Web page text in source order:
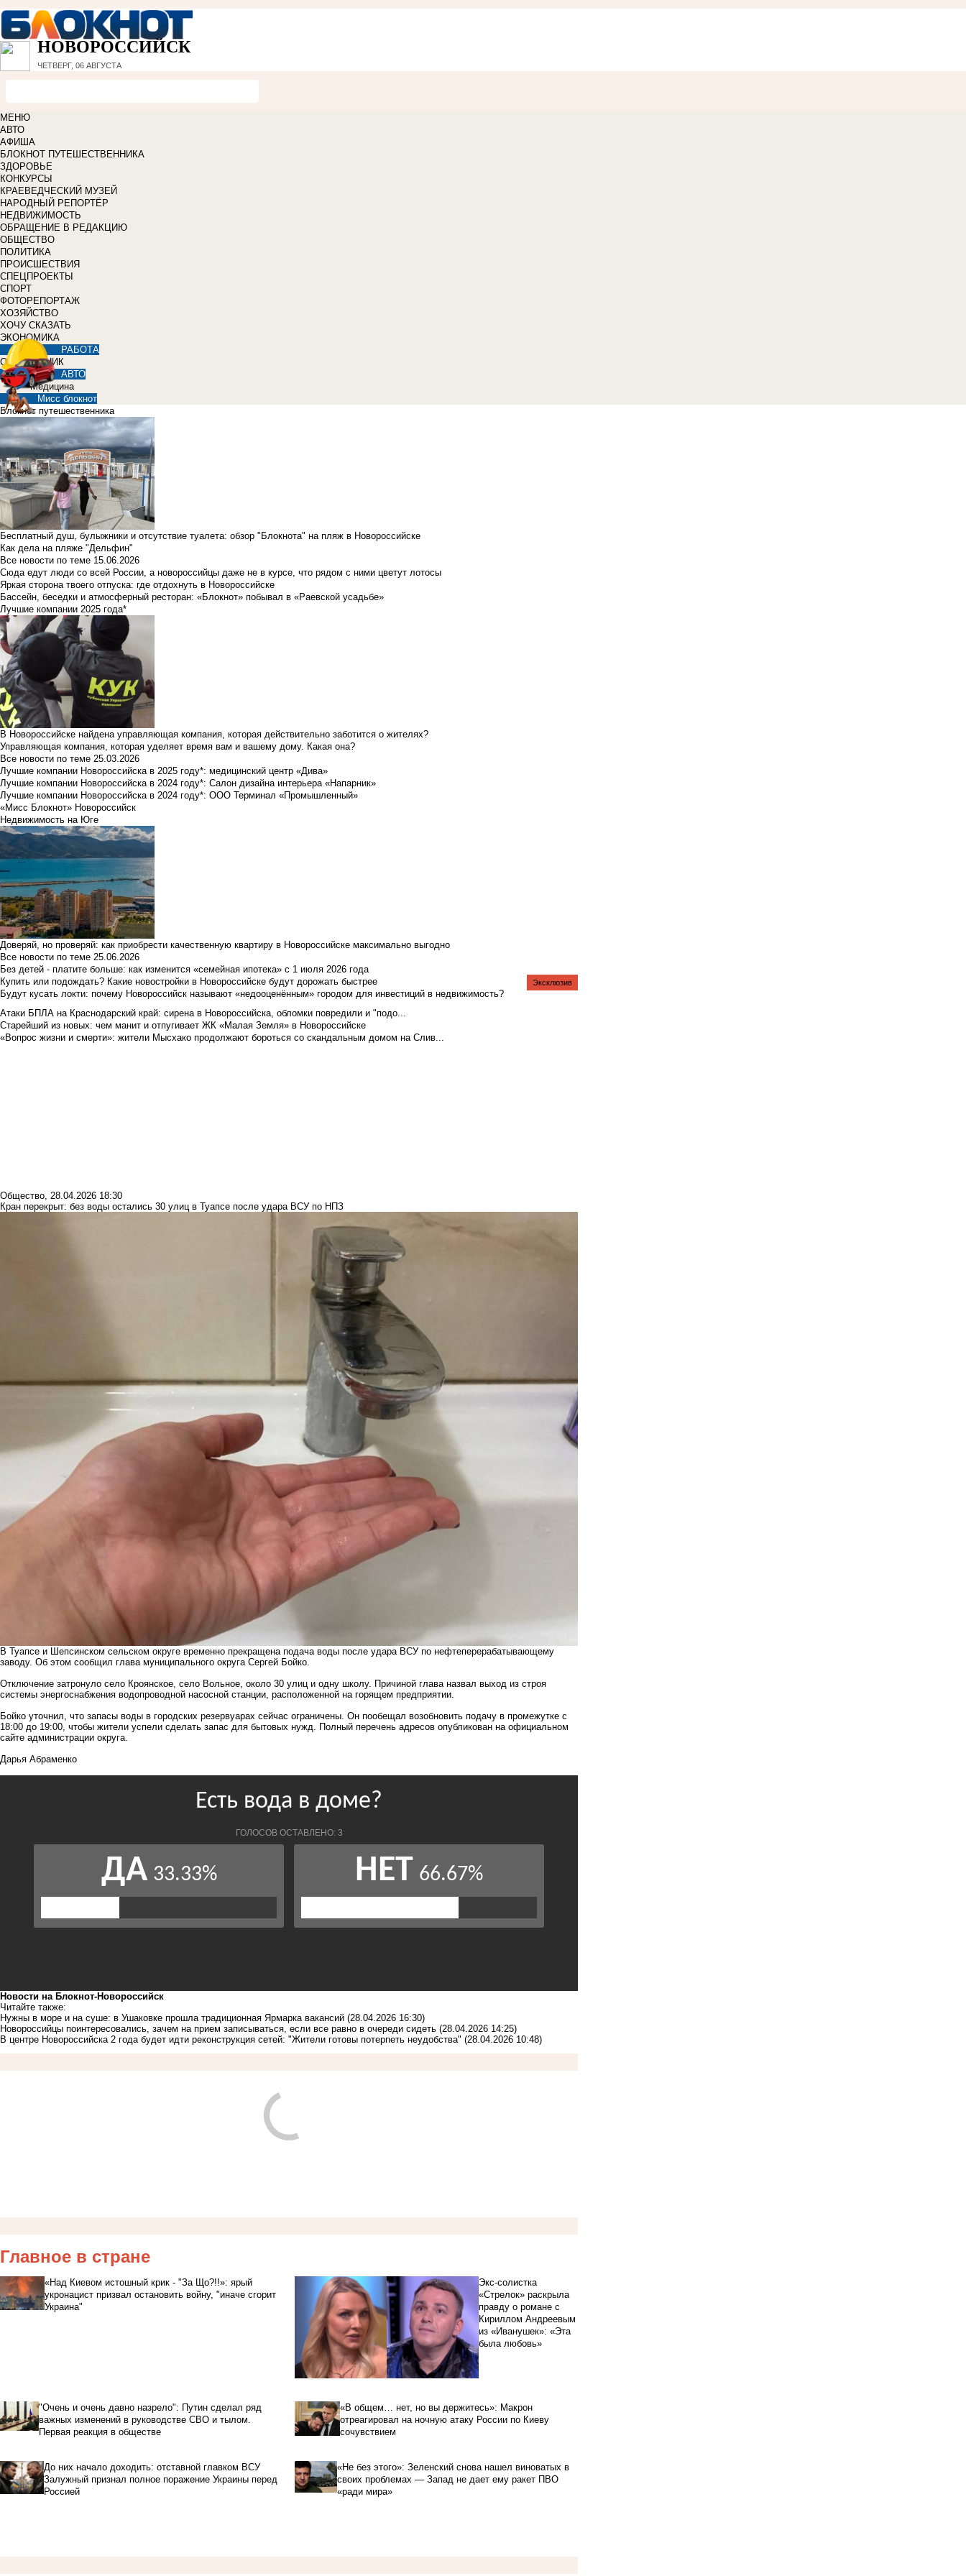
НОВОРОССИЙСК
ЧЕТВЕРГ, 06 АВГУСТА
МЕНЮ
АВТО
АФИША
БЛОКНОТ ПУТЕШЕСТВЕННИКА
ЗДОРОВЬЕ
КОНКУРСЫ
КРАЕВЕДЧЕСКИЙ МУЗЕЙ
НАРОДНЫЙ РЕПОРТЁР
НЕДВИЖИМОСТЬ
ОБРАЩЕНИЕ В РЕДАКЦИЮ
ОБЩЕСТВО
ПОЛИТИКА
ПРОИСШЕСТВИЯ
СПЕЦПРОЕКТЫ
СПОРТ
ФОТОРЕПОРТАЖ
ХОЗЯЙСТВО
ХОЧУ СКАЗАТЬ
ЭКОНОМИКА
РАБОТА
СПРАВОЧНИК
АВТО
Медицина
Мисс блокнот
Блокнот путешественника
Бесплатный душ, булыжники и отсутствие туалета: обзор "Блокнота" на пляж в Новороссийске
Как дела на пляже "Дельфин"
Все новости по теме 15.06.2026
Сюда едут люди со всей России, а новороссийцы даже не в курсе, что рядом с ними цветут лотосы
Яркая сторона твоего отпуска: где отдохнуть в Новороссийске
Бассейн, беседки и атмосферный ресторан: «Блокнот» побывал в «Раевской усадьбе»
Лучшие компании 2025 года*
В Новороссийске найдена управляющая компания, которая действительно заботится о жителях?
Управляющая компания, которая уделяет время вам и вашему дому. Какая она?
Все новости по теме 25.03.2026
Лучшие компании Новороссийска в 2025 году*: медицинский центр «Дива»
Лучшие компании Новороссийска в 2024 году*: Салон дизайна интерьера «Напарник»
Лучшие компании Новороссийска в 2024 году*: ООО Терминал «Промышленный»
«Мисс Блокнот» Новороссийск
Недвижимость на Юге
Доверяй, но проверяй: как приобрести качественную квартиру в Новороссийске максимально выгодно
Все новости по теме 25.06.2026
Без детей - платите больше: как изменится «семейная ипотека» с 1 июля 2026 года
Купить или подождать? Какие новостройки в Новороссийске будут дорожать быстрее
Будут кусать локти: почему Новороссийск называют «недооценённым» городом для инвестиций в недвижимость?
Атаки БПЛА на Краснодарский край: сирена в Новороссийска, обломки повредили и "подо...
Старейший из новых: чем манит и отпугивает ЖК «Малая Земля» в Новороссийске
Эксклюзив
«Вопрос жизни и смерти»: жители Мысхако продолжают бороться со скандальным домом на Слив...
Общество, 28.04.2026 18:30
Кран перекрыт: без воды остались 30 улиц в Туапсе после удара ВСУ по НПЗ
В Туапсе и Шепсинском сельском округе временно прекращена подача воды после удара ВСУ по нефтеперерабатывающему
заводу. Об этом сообщил глава муниципального округа Сергей Бойко.
Отключение затронуло село Кроянское, село Вольное, около 30 улиц и одну школу. Причиной глава назвал выход из строя
системы энергоснабжения водопроводной насосной станции, расположенной на горящем предприятии.
Бойко уточнил, что запасы воды в городских резервуарах сейчас ограничены. Он пообещал возобновить подачу в промежутке с
18:00 до 19:00, чтобы жители успели сделать запас для бытовых нужд. Полный перечень адресов опубликован на официальном
сайте администрации округа.
Дарья Абраменко
Новости на Блoкнoт-Новороссийск
Читайте также:
Нужны в море и на суше: в Ушаковке прошла традиционная Ярмарка вакансий (28.04.2026 16:30)
Новороссийцы поинтересовались, зачем на прием записываться, если все равно в очереди сидеть (28.04.2026 14:25)
В центре Новороссийска 2 года будет идти реконструкция сетей: "Жители готовы потерпеть неудобства" (28.04.2026 10:48)
Главное в стране
«Над Киевом истошный крик - "За Що?!!»: ярый
укронацист призвал остановить войну, "иначе сгорит
Украина"
Экс-солистка
«Стрелок» раскрыла
правду о романе с
Кириллом Андреевым
из «Иванушек»: «Эта
была любовь»
"Очень и очень давно назрело": Путин сделал ряд
важных изменений в руководстве СВО и тылом.
Первая реакция в обществе
«В общем… нет, но вы держитесь»: Макрон
отреагировал на ночную атаку России по Киеву
сочувствием
До них начало доходить: отставной главком ВСУ
Залужный признал полное поражение Украины перед
Россией
«Не без этого»: Зеленский снова нашел виноватых в
своих проблемах — Запад не дает ему ракет ПВО
«ради мира»